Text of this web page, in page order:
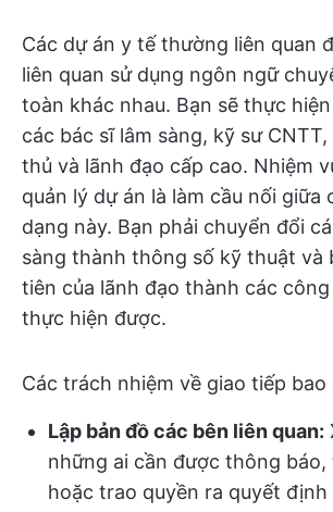
Các dự án y tế thường liên quan
liên quan sử dụng ngôn ngữ
toàn khác nhau. Bạn sẽ thực
các bác sĩ lâm sàng, kỹ sư
thủ và lãnh đạo cấp cao. Nhiệm
quản lý dự án là làm cầu nối giữa
dạng này. Bạn phải chuyển đổi
sàng thành thông số kỹ thuật và
tiên của lãnh đạo thành các
thực hiện được.
Các trách nhiệm về giao tiếp bao
Lập bản đồ các bên liên quan:
những ai cần được thông báo,
hoặc trao quyền ra quyết định